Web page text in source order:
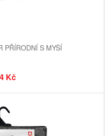
PŘÍRODNÍ S MYŠÍ
Kč